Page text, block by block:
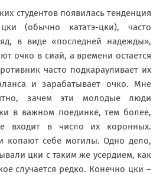
студентов появилась тенденция
(обычно кататэ-цки), часто
в виде «последней надежды»,
очко в сиай, а времени остается
часто подкарауливает их
и зарабатывает очко. Мне
зачем эти молодые люди
в важном поединке, тем более,
входит в число их коронных.
копают себе могилы. Одно дело,
цки с таким же усердием, как
случается редко. Конечно цки –